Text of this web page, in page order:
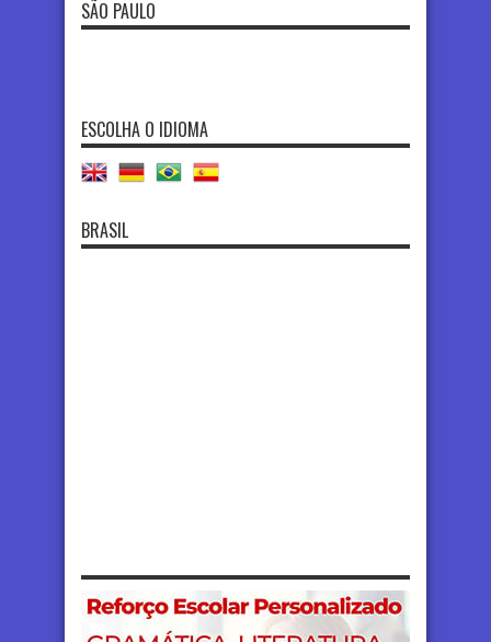
SÃO PAULO
ESCOLHA O IDIOMA
BRASIL